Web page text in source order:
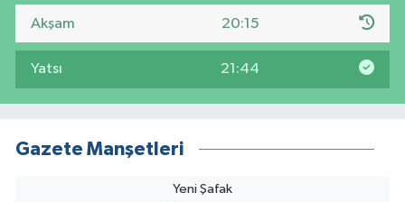
Akşam 20:15
Yatsı 21:44
Gazete Manşetleri
Yeni Şafak